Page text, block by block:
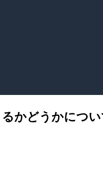
かどうかにつ